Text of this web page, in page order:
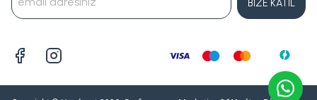
BİZE KATIL